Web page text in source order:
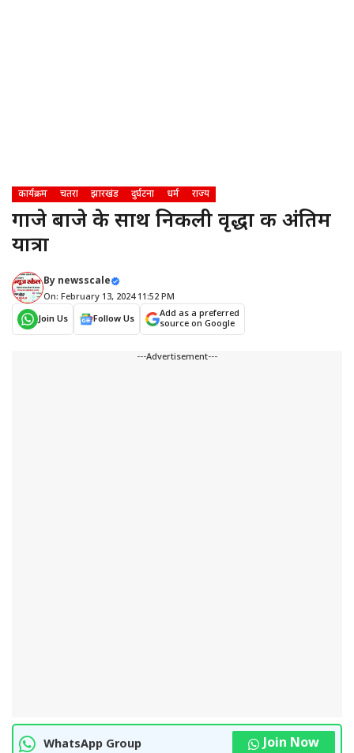
कार्यक्रम चतरा झारखंड दुर्घटना धर्म राज्य
गाजे बाजे के साथ निकली वृद्धा की अंतिम
यात्रा
By newsscale
On: February 13, 2024 11:52 PM
Join Us
Follow Us
Add as a preferred
source on Google
---Advertisement---
WhatsApp Group Join Now